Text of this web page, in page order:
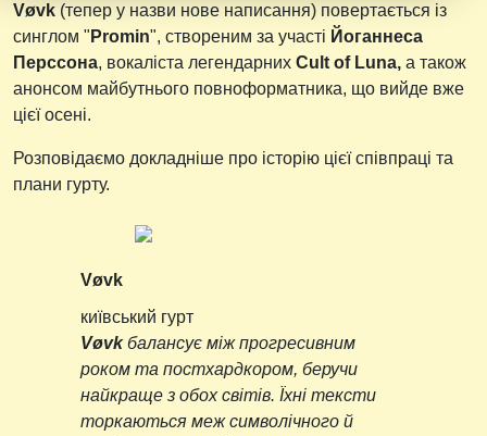
Vøvk (тепер у назви нове написання) повертається із
синглом " Promin", створеним за участі Йоганнеса
Перссона, вокаліста легендарних Cult of Luna, а також
анонсом майбутнього повноформатника, що вийде вже
цієї осені.
Розповідаємо докладніше про історію цієї співпраці та
плани гурту.
Vøvk
київський гурт
Vøvkбалансує між прогресивним
роком та постхардкором, беручи
найкраще з обох світів. Їхні тексти
торкаються меж символічного й